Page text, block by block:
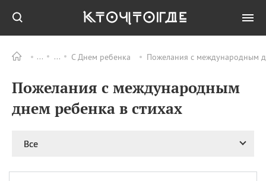
С Днем ребенка Пожелания с международным
Пожелания с международным
днем ребенка в стихах
Все
ПРАЗДНИКИ Все
08.08 День «Счастье
случается» (Happiness
Happens Day)
великомученика